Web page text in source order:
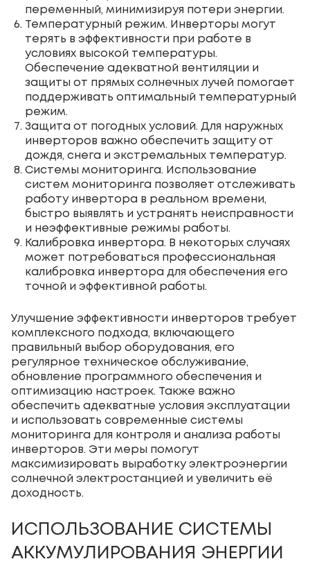
переменный, минимизируя потери энергии.
Температурный режим. Инверторы могут
терять в эффективности при работе в
условиях высокой температуры.
Обеспечение адекватной вентиляции и
защиты от прямых солнечных лучей помогает
поддерживать оптимальный температурный
режим.
Защита от погодных условий. Для наружных
инверторов важно обеспечить защиту от
дождя, снега и экстремальных температур.
Системы мониторинга. Использование
систем мониторинга позволяет отслеживать
работу инвертора в реальном времени,
быстро выявлять и устранять неисправности
и неэффективные режимы работы.
Калибровка инвертора. В некоторых случаях
может потребоваться профессиональная
калибровка инвертора для обеспечения его
точной и эффективной работы.
Улучшение эффективности инверторов требует
комплексного подхода, включающего
правильный выбор оборудования, его
регулярное техническое обслуживание,
обновление программного обеспечения и
оптимизацию настроек. Также важно
обеспечить адекватные условия эксплуатации
и использовать современные системы
мониторинга для контроля и анализа работы
инверторов. Эти меры помогут
максимизировать выработку электроэнергии
солнечной электростанцией и увеличить её
доходность.
ИСПОЛЬЗОВАНИЕ СИСТЕМЫ
АККУМУЛИРОВАНИЯ ЭНЕРГИИ